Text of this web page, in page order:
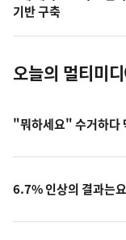
사
진
기반 구축
오늘의 멀티미
"뭐하세요" 수거하다
6.7% 인상의 결과는